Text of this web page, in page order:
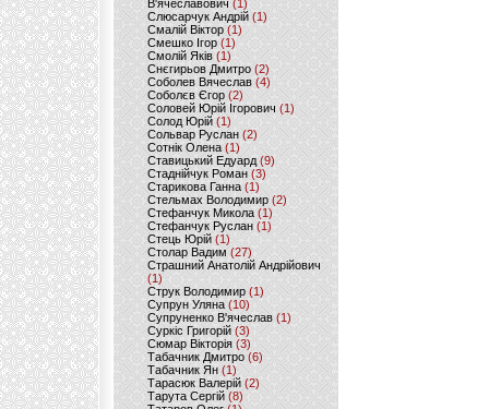
В'ячеславович(1)
Слюсарчук Андрій(1)
Смалій Віктор (1)
Смешко Ігор (1)
Смолій Яків (1)
Снєгирьов Дмитро (2)
Соболев Вячеслав (4)
Соболєв Єгор(2)
Соловей Юрій Ігорович (1)
Солод Юрій (1)
Сольвар Руслан (2)
Сотнік Олена(1)
Ставицький Едуард (9)
Стаднійчук Роман(3)
Старикова Ганна (1)
Стельмах Володимир(2)
Стефанчук Микола (1)
Стефанчук Руслан (1)
Стець Юрій (1)
Столар Вадим(27)
Страшний Анатолій Андрійович
(1)
Струк Володимир (1)
Супрун Уляна (10)
Супруненко В'ячеслав (1)
Суркіс Григорій (3)
Сюмар Вікторія (3)
Табачник Дмитро (6)
Табачник Ян(1)
Тарасюк Валерій (2)
Тарута Сергій (8)